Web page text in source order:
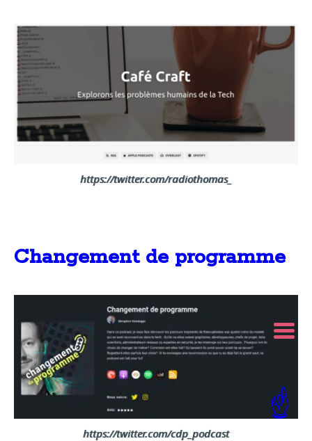
https://twitter.com/radiothomas_
Changement de programme
https://twitter.com/cdp_podcast
☝️